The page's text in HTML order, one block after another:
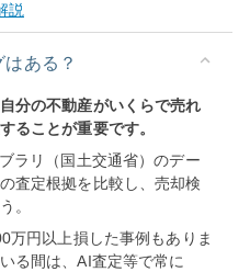
説
ある？
分の不動産がいくらで売れ
ることが重要です。
ラリ（国土交通省）のデー
査定根拠を比較し、売却検
。
万円以上損した事例もありま
る間は、AI査定等で常に